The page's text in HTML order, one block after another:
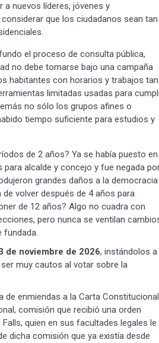
Vive la
nuevos líderes, jóvenes y
que los ciudadanos sean tan
el proceso de consulta pública,
no debe tomarse bajo una campaña
habitantes con horarios y trabajos tan
limitadas usadas para
no sólo los grupos afines o
tiempo suficiente para estudios y
de 2 años? Ya se había puesto en
alcalde y concejo y fue negada
grandes daños a la democracia
volver después de 4 años para
de 12 años? Algo no cuadra con
pero nunca se ventilan
fundada.
de noviembre de 2026, instándolos a
muy cautos al votar sobre la
enmiendas a la Carta Constitucional
comisión que recibió una orden
quien en sus facultades legales le
dicha comisión que ya existía desde